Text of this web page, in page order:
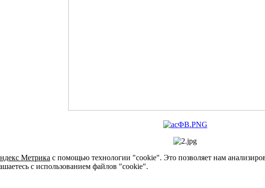
Метрика с помощью технологии "cookie". Это позволяет нам
с использованием файлов "cookie".